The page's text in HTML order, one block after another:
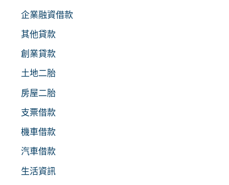
企業融資借款
其他貸款
創業貸款
土地二胎
房屋二胎
支票借款
機車借款
汽車借款
生活資訊